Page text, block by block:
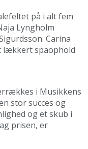
på i alt fem
Lyngholm
Carina
lækkert spaophold
i Musikkens
stor succes og
og et skub i
prisen, er